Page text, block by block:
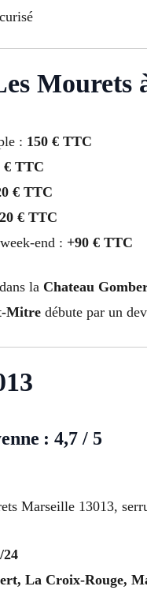
Mourets
: 150 € TTC
€ TTC
€ TTC
€ TTC
end : +90 € TTC
la Chateau
Mitre débute par un
: 4,7 / 5
Marseille 13013,
La Croix-Rouge,